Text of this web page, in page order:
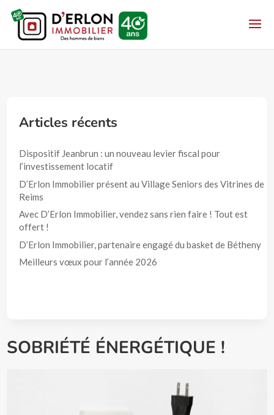
Articles récents
Dispositif Jeanbrun : un nouveau levier fiscal pour
l’investissement locatif
D’Erlon Immobilier présent au Village Seniors des Vitrines de
Reims
Avec D’Erlon Immobilier, vendez sans rien faire ! Tout est
offert !
D’Erlon Immobilier, partenaire engagé du basket de Bétheny
Meilleurs vœux pour l’année 2026
SOBRIÉTÉ ÉNERGÉTIQUE !